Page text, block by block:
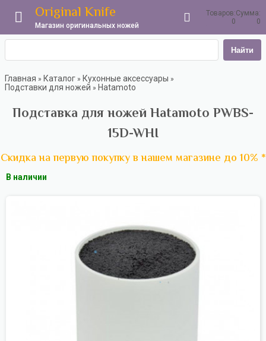
Original Knife
Магазин оригинальных ножей
Товаров:
0
Сумма:
0
Найти
Главная » Каталог » Кухонные аксессуары »
Подставки для ножей » Hatamoto
Подставка для ножей Hatamoto PWBS-
15D-WHI
Скидка на первую покупку в нашем магазине до 10% *
В наличии